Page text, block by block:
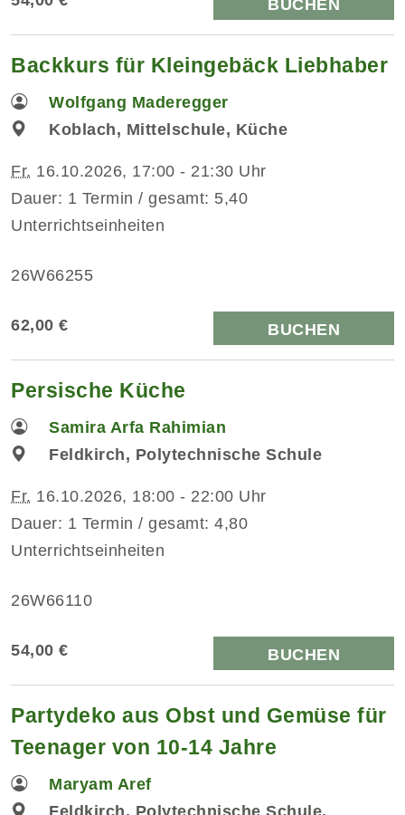
BUCHEN
Backkurs für Kleingebäck Liebhaber
Wolfgang Maderegger
Koblach, Mittelschule, Küche
Fr. 16.10.2026, 17:00 - 21:30 Uhr
Dauer: 1 Termin / gesamt: 5,40
Unterrichtseinheiten
26W66255
62,00 € BUCHEN
Persische Küche
Samira Arfa Rahimian
Feldkirch, Polytechnische Schule
Fr. 16.10.2026, 18:00 - 22:00 Uhr
Dauer: 1 Termin / gesamt: 4,80
Unterrichtseinheiten
26W66110
54,00 € BUCHEN
Partydeko aus Obst und Gemüse für
Teenager von 10-14 Jahre
Maryam Aref
Feldkirch, Polytechnische Schule,